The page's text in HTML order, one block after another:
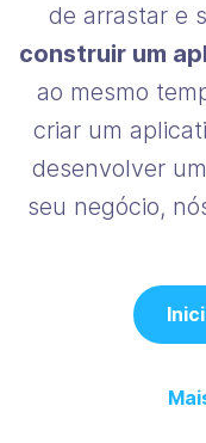
de arrastar e
construir um
ao mesmo
criar um
desenvolver
seu negócio,